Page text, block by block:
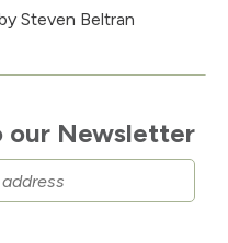
our Newsletter
Steven Beltran